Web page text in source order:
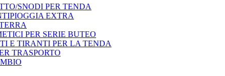
SNODI PER TENDA
EXTRA
PER SERIE BUTEO
E TIRANTI PER LA TENDA
TRASPORTO